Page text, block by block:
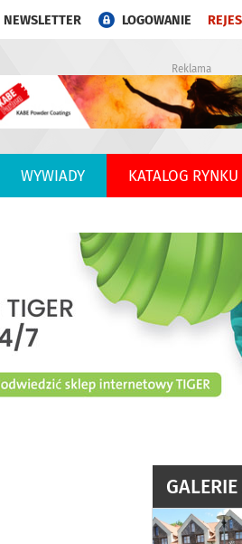
NEWSLETTER LOGOWANIE
Reklama
WYWIADY KATALOG RYNKU
GALERIE